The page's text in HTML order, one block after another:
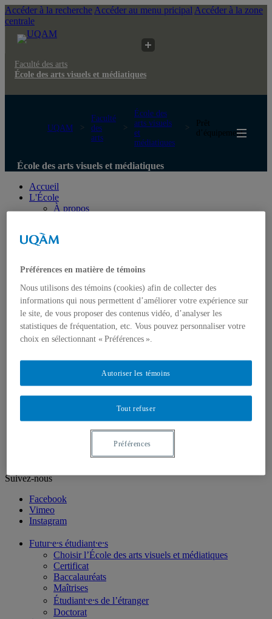
Accéder à la recherche Accéder au menu pricipal Accéder à la zone
centrale
Faculté des arts
École des arts visuels et médiatiques
UQAM
Faculté
des
arts
École des
arts visuels
et
médiatiques
Prêt
d’équipement
École des arts visuels et médiatiques
Accueil
L'École
À propos
Personnel administratif
Corps enseignant
Professeur⸱e⸱s régulières et réguliers
Professeur⸱e⸱s associé⸱e⸱s
Professeur⸱e⸱s retraité⸱e⸱s
Professeur·e·s invité·e·s
Artistes ou pédagogues en résidence
Programmes d'études
Premier cycle
Troisième cycle
Suivez-nous
Facebook
Vimeo
Instagram
Futur⸱e⸱s étudiant⸱e⸱s
Choisir l’École des arts visuels et médiatiques
Certificat
Baccalauréats
Maîtrises
Étudiant⸱e⸱s de l’étranger
Doctorat
Préférences en matière de témoins
Nous utilisons des témoins (cookies) afin de collecter des
informations qui nous permettent d’améliorer votre expérience sur
le site, de vous proposer des contenus vidéo, d’analyser les
statistiques de fréquentation, etc. Vous pouvez personnaliser votre
choix en sélectionnant « Préférences ».
Tout refuser
Autoriser les témoins
Préférences